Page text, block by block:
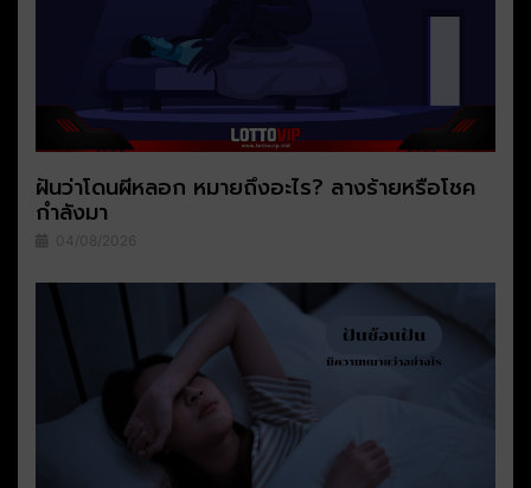
ฝันว่าโดนผีหลอก หมายถึงอะไร? ลางร้ายหรือโชค
กำลังมา
04/08/2026